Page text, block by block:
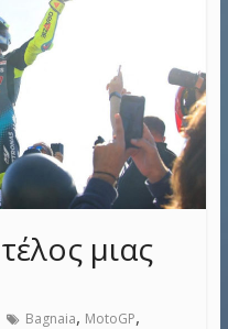
μιας
Bagnaia, MotoGP,